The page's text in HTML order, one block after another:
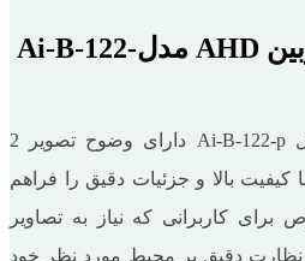
مشخصات فنی دوربین AHD مدلAi-B-122-
دوربین مداربسته AHD مدل Ai-B-122-p دارای وضوح تصویر 2
بالا و جزئیات دقیق را فراهم
کاربرانی که نیاز به تصاویر
دقیق بر محیط مورد نظر خود